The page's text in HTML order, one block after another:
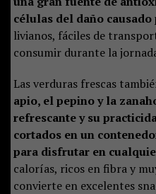
células del daño
livianos, fáciles de
consumir durante la
Las verduras frescas
apio, el pepino y la
refrescante y su
cortados en un
para disfrutar en
calorías, ricos en fibra y
convierte en excelentes